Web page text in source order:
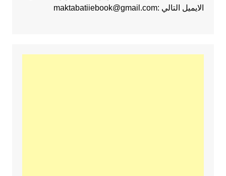
الايميل التالي :maktabatiiebook@gmail.com